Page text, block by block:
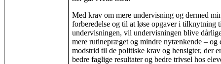
Med krav om mere undervisning og dermed
forberedelse og til at løse opgaver i tilknytning
undervisningen, vil undervisningen blive
mere rutinepræget og mindre nytænkende –
modstrid til de politiske krav og hensigter, der
bedre faglige resultater og bedre trivsel hos